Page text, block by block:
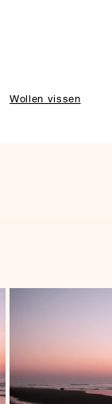
Wollen vissen